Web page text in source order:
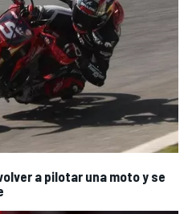
a pilotar una moto y se